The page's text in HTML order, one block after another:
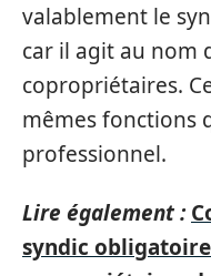
valablement le
car il agit au nom
copropriétaires.
mêmes fonctions
professionnel.
Lire également :
syndic